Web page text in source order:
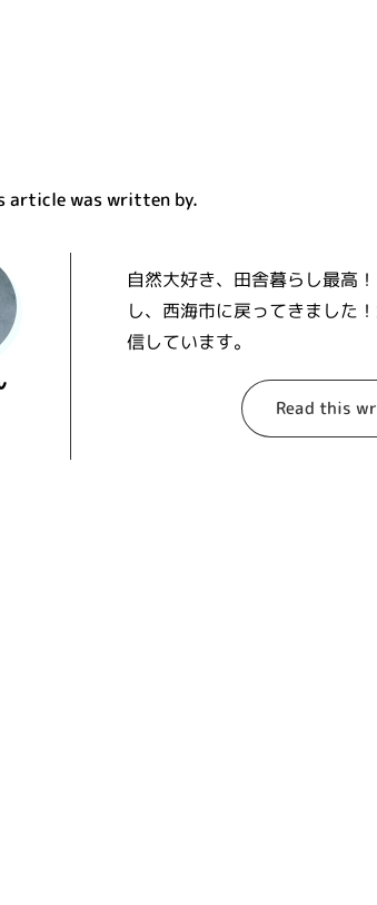
article was written by.
自然大好き、田舎暮らし最高
し、西海市に戻ってきました
信しています。
Read this